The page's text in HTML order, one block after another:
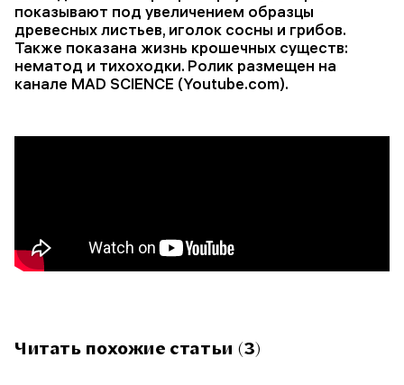
показывают под увеличением образцы
древесных листьев, иголок сосны и грибов.
Также показана жизнь крошечных существ:
нематод и тихоходки. Ролик размещен на
канале MAD SCIENCE (Youtube.com).
Читать похожие статьи (3)